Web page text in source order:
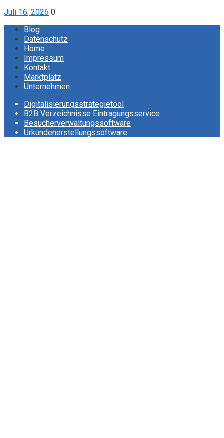
Juli 16, 2026 0
Blog
Datenschutz
Home
Impressum
Kontakt
Marktplatz
Unternehmen
Digitalisierungsstrategietool
B2B Verzeichnisse Eintragungsservice
Besucherverwaltungssoftware
Urkundenerstellungssoftware